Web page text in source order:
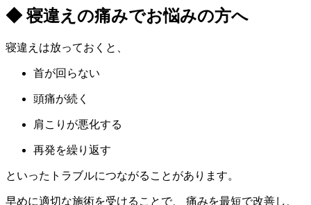
◆ 寝違えの痛みでお悩みの方へ
寝違えは放っておくと、
首が回らない
頭痛が続く
肩こりが悪化する
再発を繰り返す
といったトラブルにつながることがあります。
早めに適切な施術を受けることで、 痛みを最短で改善し、